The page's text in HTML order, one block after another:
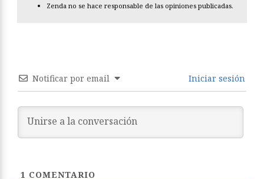
Zenda no se hace responsable de las opiniones publicadas.
Notificar por email Iniciar sesión
1 COMENTARIO